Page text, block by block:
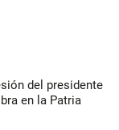
del presidente
en la Patria